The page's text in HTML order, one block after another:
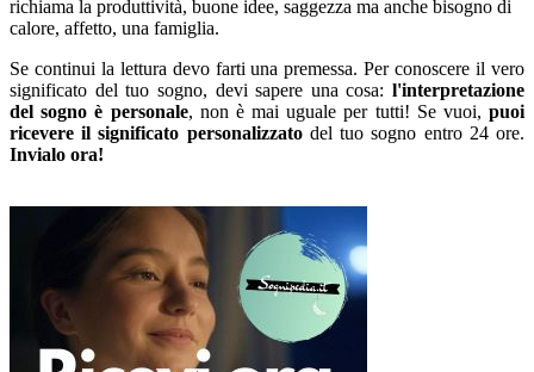
richiama la produttività, buone idee, saggezza ma anche bisogno di
calore, affetto, una famiglia.
Se continui la lettura devo farti una premessa. Per conoscere il vero
significato del tuo sogno, devi sapere una cosa: l'interpretazione
del sogno è personale, non è mai uguale per tutti! Se vuoi, puoi
ricevere il significato personalizzatodel tuo sogno entro 24 ore.
Invialo ora!